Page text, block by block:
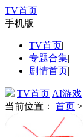
TV首页
手机版
TV首页|
专题合集|
剧情首页|
TV首页 AI游戏
当前位置： 首页 >